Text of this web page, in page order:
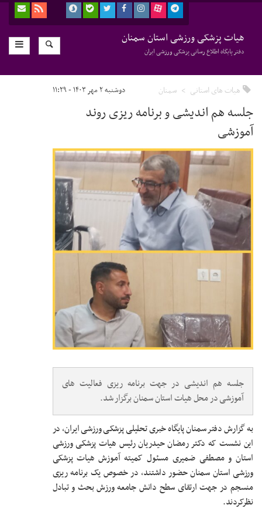
هیات پزشکی ورزشی استان سمنان
دفتر پایگاه اطلاع رسانی پزشکی ورزشی ایران
هیات های استانی سمنان دوشنبه ۲ مهر ۱۴۰۳ - ۱۱:۲۹
جلسه هم اندیشی و برنامه ریزی روند
آموزشی
جلسه هم اندیشی در جهت برنامه ریزی فعالیت های
آموزشی در محل هیات استان سمنان برگزار شد.
به گزارش دفتر سمنان پایگاه خبری تحلیلی پزشکی ورزشی ایران، در
این نشست که دکتر رمضان حیدریان رئیس هیات پزشکی ورزشی
استان و مصطفی ضمیری مسئول کمیته آموزش هیات پزشکی
ورزشی استان سمنان حضور داشتند، در خصوص یک برنامه ریزی
منسجم در جهت ارتقای سطح دانش جامعه ورزش بحث و تبادل
نظرکردند.